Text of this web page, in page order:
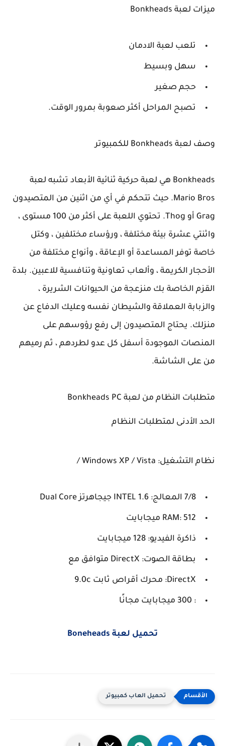
ميزات لعبة Bonkheads
تلعب لعبة الادمان
سهل وبسيط
حجم صغير
تصبح المراحل أكثر صعوبة بمرور الوقت.
وصف لعبة Bonkheads للكمبيوتر
Bonkheads هي لعبة حركية ثنائية الأبعاد تشبه لعبة
Mario Bros. حيث تتحكم في أي من اثنين من المتصيدون
Grag أو Thog. تحتوي اللعبة على أكثر من 100 مستوى ،
واثنتي عشرة بيئة مختلفة ، ورؤساء مختلفين ، وكتل
خاصة توفر المساعدة أو الإعاقة ، وأنواع مختلفة من
الأحجار الكريمة ، وألعاب تعاونية وتنافسية للاعبين. بلدة
القزم الخاصة بك منزعجة من الحيوانات الشريرة ،
والزبابة العملاقة والشيطان نفسه وعليك الدفاع عن
منزلك. يحتاج المتصيدون إلى رفع رؤوسهم على
المنصات الموجودة أسفل كل عدو لطردهم ، ثم رميهم
من على الشاشة.
متطلبات النظام من لعبة Bonkheads PC
الحد الأدنى لمتطلبات النظام
نظام التشغيل: Windows XP / Vista /
7/8 المعالج: INTEL 1.6 جيجاهرتز Dual Core
RAM: 512 ميجابايت
ذاكرة الفيديو: 128 ميجابايت
بطاقة الصوت: DirectX متوافق مع
DirectX: محرك أقراص ثابت 9.0c
: 300 ميجابايت مجانًا
تحميل لعبة Boneheads
تحميل العاب كمبيوتر